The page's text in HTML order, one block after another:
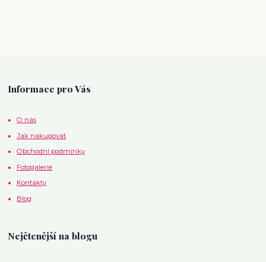
Informace pro Vás
O nás
Jak nakupovat
Obchodní podmínky
Fotogalerie
Kontakty
Blog
Nejčtenější na blogu